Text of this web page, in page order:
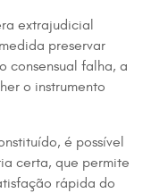
extrajudicial
preservar
consensual falha, a
o instrumento
é possível
certa, que permite
rápida do